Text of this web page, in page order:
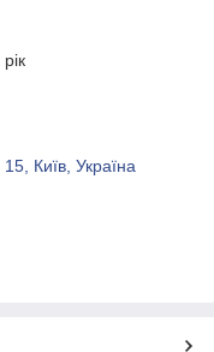
Київ, Україна